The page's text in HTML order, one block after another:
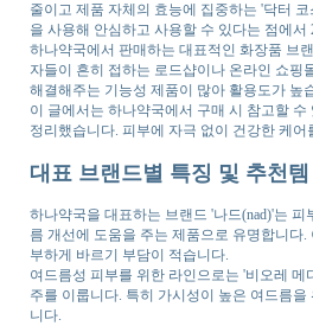
줄이고 제품 자체의 효능에 집중하는 '닥터
을 사용해 안심하고 사용할 수 있다는 점에
하나약국에서 판매하는 대표적인 화장품 브
자들이 흔히 접하는 로드샵이나 온라인 쇼핑
해결해주는 기능성 제품이 많아 활용도가 높
이 글에서는 하나약국에서 구매 시 참고할
정리했습니다. 피부에 자극 없이 건강한 케
대표 브랜드별 특징 및 추천템
하나약국을 대표하는 브랜드 '나드(nad)'는
름 개선에 도움을 주는 제품으로 유명합니다
부하게 바르기 부담이 적습니다.
여드름성 피부를 위한 라인으로는 '비오레 메
주를 이룹니다. 특히 가시성이 높은 여드름
니다.